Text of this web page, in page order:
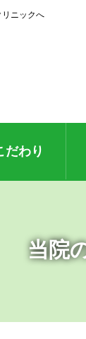
ニックへ
だわり
当院